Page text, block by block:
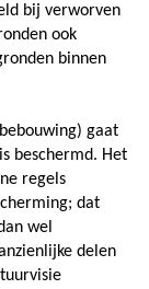
bij verworven
ook
binnen
gaat
beschermd. Het
regels
dat
wel
delen